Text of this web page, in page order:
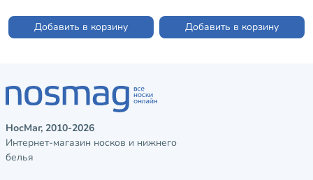
Добавить в корзину
Добавить в корзину
НосМаг, 2010-2026
Интернет-магазин носков и нижнего
белья